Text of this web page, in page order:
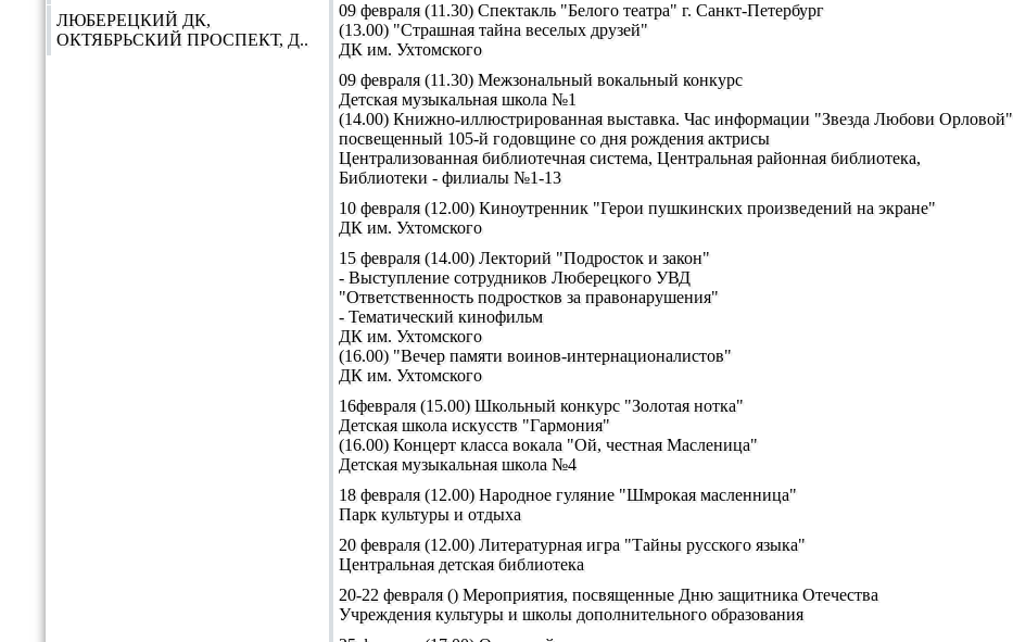
09 февраля (11.30) Спектакль "Белого театра" г. Санкт-Петербург
(13.00) "Страшная тайна веселых друзей"
ДК им. Ухтомского
09 февраля (11.30) Межзональный вокальный конкурс
Детская музыкальная школа №1
(14.00) Книжно-иллюстрированная выставка. Час информации "Звезда Любови Орловой"
посвещенный 105-й годовщине со дня рождения актрисы
Централизованная библиотечная система, Центральная районная библиотека,
Библиотеки - филиалы №1-13
10 февраля (12.00) Киноутренник "Герои пушкинских произведений на экране"
ДК им. Ухтомского
15 февраля (14.00) Лекторий "Подросток и закон"
- Выступление сотрудников Люберецкого УВД
"Ответственность подростков за правонарушения"
- Тематический кинофильм
ДК им. Ухтомского
(16.00) "Вечер памяти воинов-интернационалистов"
ДК им. Ухтомского
16февраля (15.00) Школьный конкурс "Золотая нотка"
Детская школа искусств "Гармония"
(16.00) Концерт класса вокала "Ой, честная Масленица"
Детская музыкальная школа №4
18 февраля (12.00) Народное гуляние "Шмрокая масленница"
Парк культуры и отдыха
20 февраля (12.00) Литературная игра "Тайны русского языка"
Центральная детская библиотека
20-22 февраля () Мероприятия, посвященные Дню защитника Отечества
Учреждения культуры и школы дополнительного образования
ЛЮБЕРЕЦКИЙ ДК,
ОКТЯБРЬСКИЙ ПРОСПЕКТ, Д..